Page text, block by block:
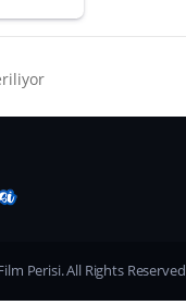
Perisi. All Rights Reserved